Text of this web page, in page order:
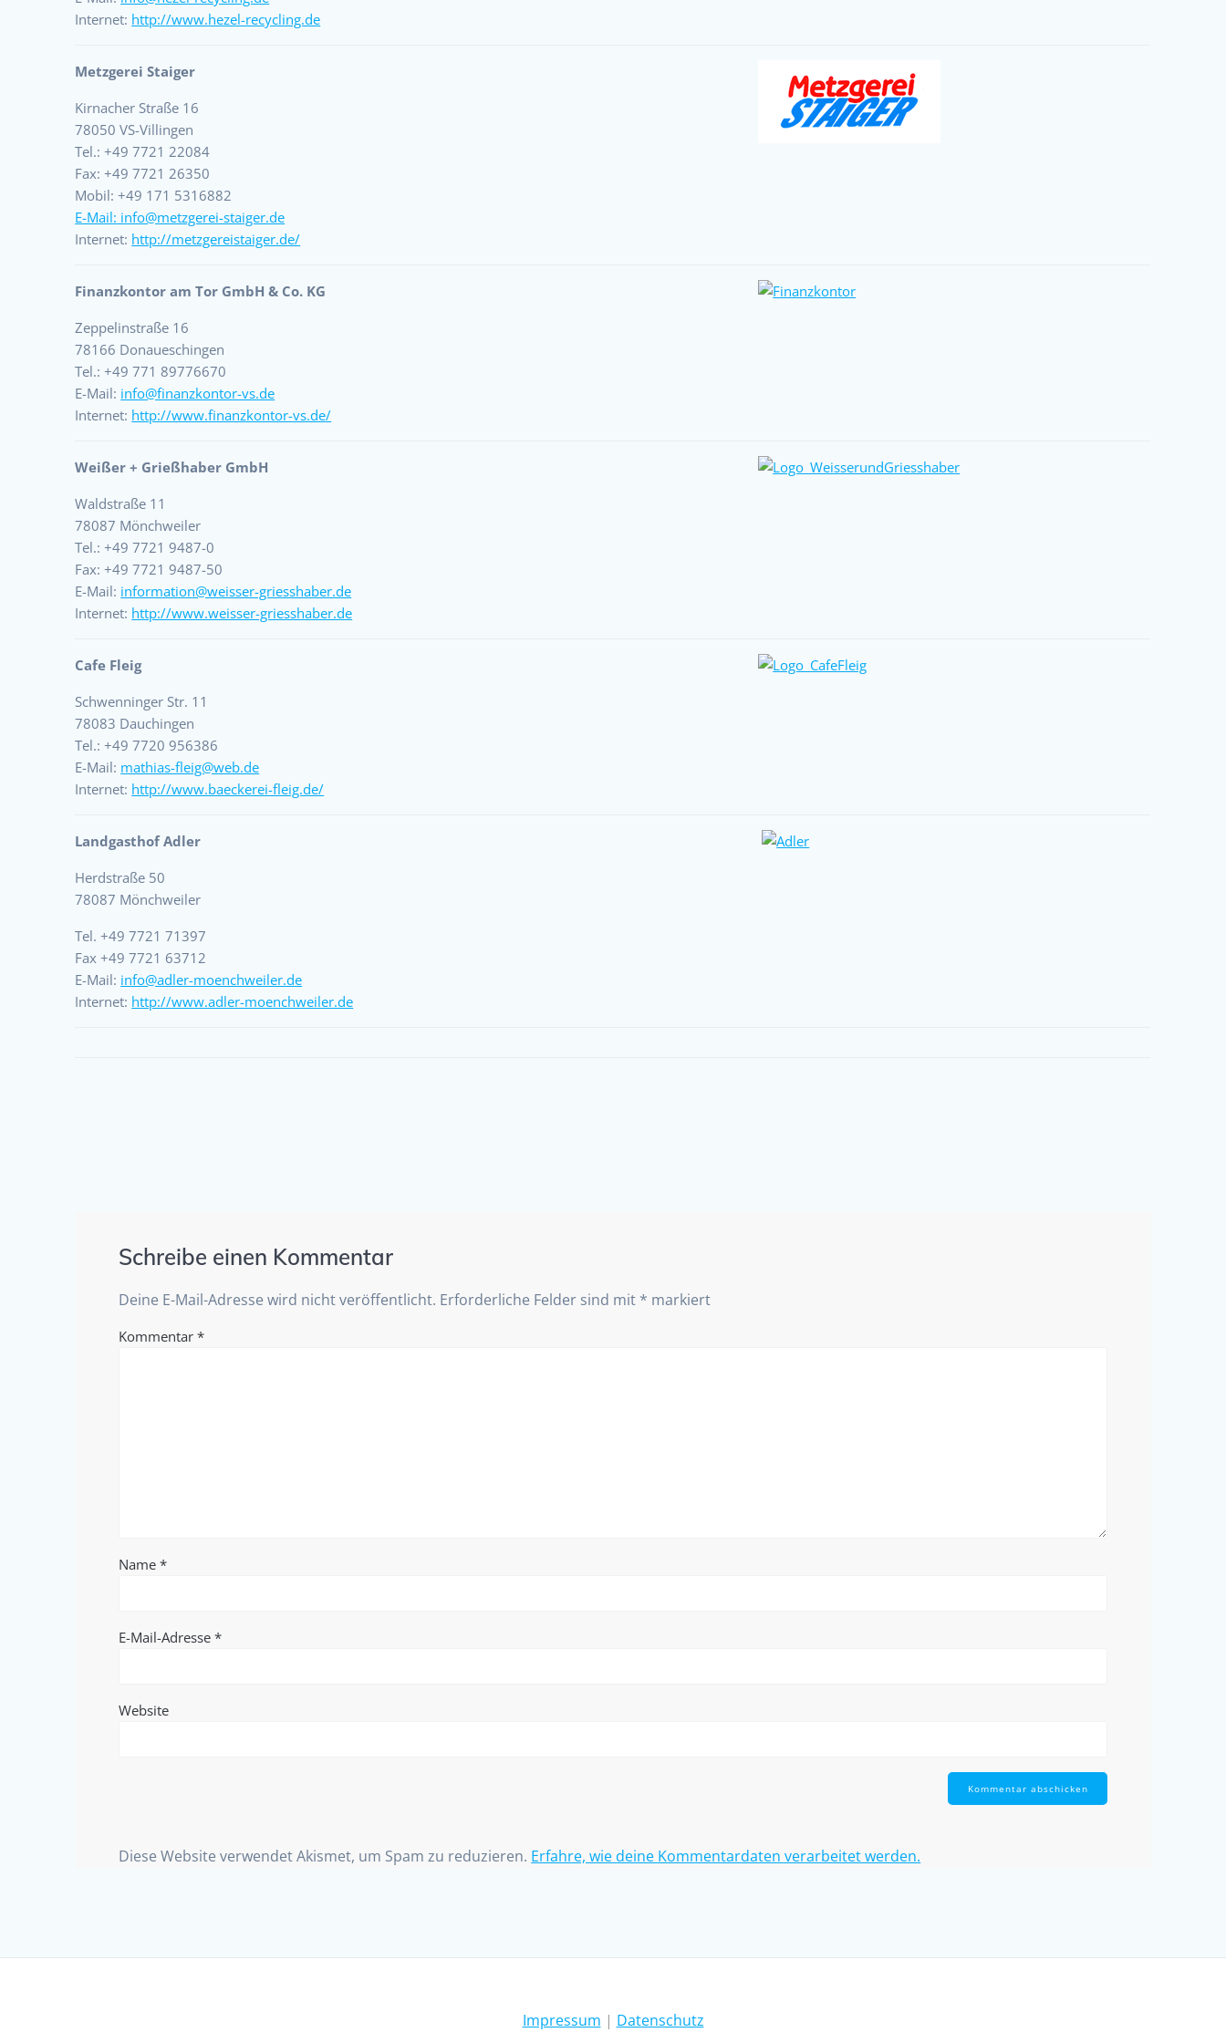
Internet: http://www.hezel-recycling.de
Metzgerei Staiger
Kirnacher Straße 16
78050 VS-Villingen
Tel.: +49 7721 22084
Fax: +49 7721 26350
Mobil: +49 171 5316882
E-Mail: info@metzgerei-staiger.de
Internet: http://metzgereistaiger.de/
Finanzkontor am Tor GmbH & Co. KG
Zeppelinstraße 16
78166 Donaueschingen
Tel.: +49 771 89776670
E-Mail: info@finanzkontor-vs.de
Internet: http://www.finanzkontor-vs.de/
Weißer + Grießhaber GmbH
Waldstraße 11
78087 Mönchweiler
Tel.: +49 7721 9487-0
Fax: +49 7721 9487-50
E-Mail: information@weisser-griesshaber.de
Internet: http://www.weisser-griesshaber.de
Cafe Fleig
Schwenninger Str. 11
78083 Dauchingen
Tel.: +49 7720 956386
E-Mail: mathias-fleig@web.de
Internet: http://www.baeckerei-fleig.de/
Landgasthof Adler
Herdstraße 50
78087 Mönchweiler
Tel. +49 7721 71397
Fax +49 7721 63712
E-Mail: info@adler-moenchweiler.de
Internet: http://www.adler-moenchweiler.de
Schreibe einen Kommentar
Deine E-Mail-Adresse wird nicht veröffentlicht. Erforderliche Felder sind mit * markiert
Kommentar*
Name*
E-Mail-Adresse*
Website
Diese Website verwendet Akismet, um Spam zu reduzieren. Erfahre, wie deine Kommentardaten verarbeitet werden.
Impressum | Datenschutz